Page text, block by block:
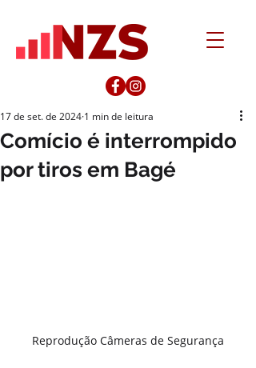
Comício é interrompido
por tiros em Bagé
17 de set. de 2024 1 min de leitura
Reprodução Câmeras de Segurança